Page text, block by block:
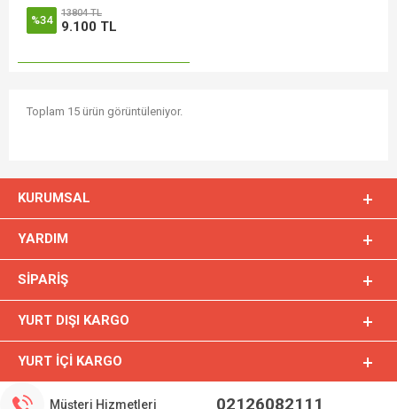
%34
13804 TL
9.100 TL
Toplam 15 ürün görüntüleniyor.
KURUMSAL
YARDIM
SIPARIŞ
YURT DIŞI KARGO
YURT İÇI KARGO
Müşteri Hizmetleri 02126082111